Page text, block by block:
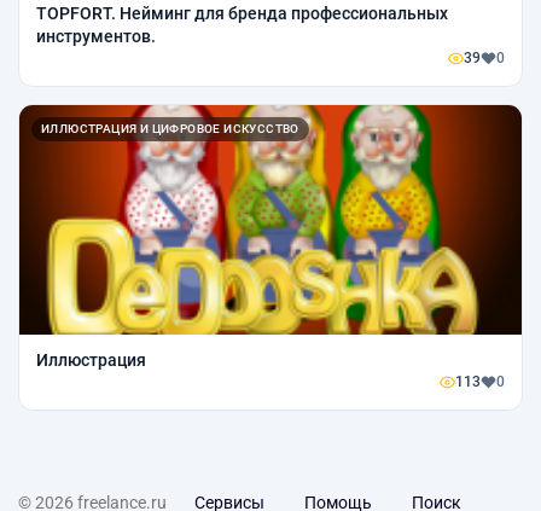
TOPFORT. Нейминг для бренда профессиональных
инструментов.
39 0
ИЛЛЮСТРАЦИЯ И ЦИФРОВОЕ ИСКУССТВО
Иллюстрация
113 0
© 2026 freelance.ru Сервисы Помощь Поиск